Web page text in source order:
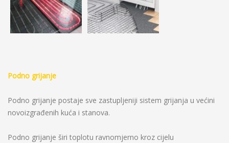
Podno grijanje
Podno grijanje postaje sve zastupljeniji sistem grijanja u većini
novoizgrađenih kuća i stanova.
Podno grijanje širi toplotu ravnomjerno kroz cijelu